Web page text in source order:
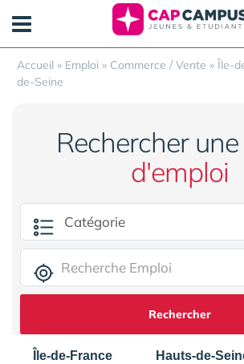
Accueil » Emploi » Commerce / Vente » Île-
de-Seine
Rechercher une
d'emploi
Rechercher
Île-de-France
Hauts-de-
Panneau de gestion des cookies